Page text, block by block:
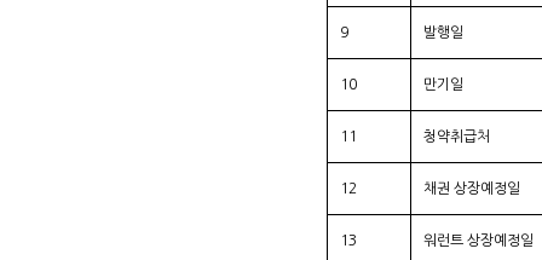
9 발행일
10 만기일
11 청약취급처
12 채권 상장예정일
13 워런트 상장예정일